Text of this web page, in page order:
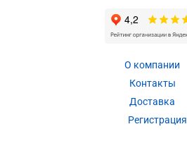
О компании
Контакты
Доставка
Регистрация